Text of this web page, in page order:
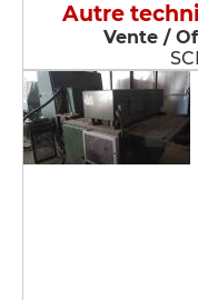
Autre
Vente /